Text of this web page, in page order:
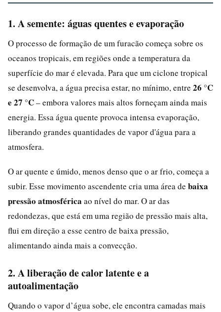
1. A semente: águas quentes e evaporação
O processo de formação de um furacão começa sobre os
oceanos tropicais, em regiões onde a temperatura da
superfície do mar é elevada. Para que um ciclone tropical
se desenvolva, a água precisa estar, no mínimo, entre 26 °C
e 27 °C– embora valores mais altos forneçam ainda mais
energia. Essa água quente provoca intensa evaporação,
liberando grandes quantidades de vapor d'água para a
atmosfera.
O ar quente e úmido, menos denso que o ar frio, começa a
subir. Esse movimento ascendente cria uma área de baixa
pressão atmosférica ao nível do mar. O ar das
redondezas, que está em uma região de pressão mais alta,
flui em direção a esse centro de baixa pressão,
alimentando ainda mais a convecção.
2. A liberação de calor latente e a
autoalimentação
Quando o vapor d’água sobe, ele encontra camadas mais